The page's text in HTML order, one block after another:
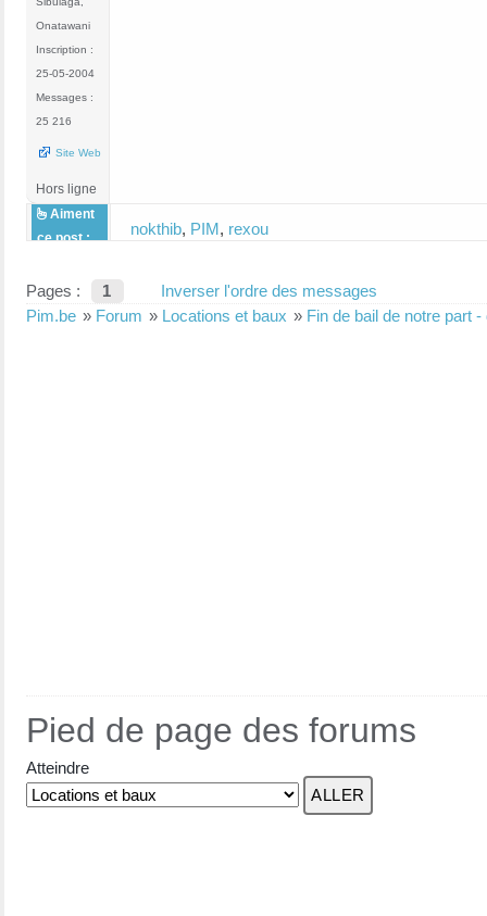
Onatawani
Inscription :
25-05-2004
Messages :
25 216
Site Web
Hors ligne
Aiment
ce post :
nokthib, PIM, rexou
Pages : 1
Inverser l'ordre des messages
Pim.be » Forum » Locations et baux » Fin de bail de notre part
Pied de page des forums
Atteindre